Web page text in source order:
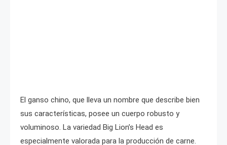
El ganso chino, que lleva un nombre que describe bien
sus características, posee un cuerpo robusto y
voluminoso. La variedad Big Lion’s Head es
especialmente valorada para la producción de carne.